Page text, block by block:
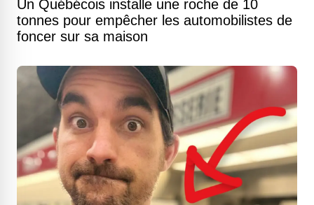
Un Québécois installe une roche de 10
tonnes pour empêcher les automobilistes de
foncer sur sa maison